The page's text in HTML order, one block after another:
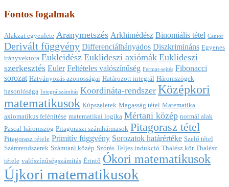
Fontos fogalmak
Alakzat egyenlete Aranymetszés Arkhimédész Binomiális tétel Cantor
Derivált függvény Differenciálhányados Diszkrimináns Egyenes
irányvektora Eukleidész Euklideszi axiómák Euklideszi
szerkesztés Euler Feltételes valószínűség Fermat-sejtés Fibonacci
sorozat Hatványozás azonosságai Határozott integrál Háromszögek
hasonlósága Integrálszámítás Koordináta-rendszer Középkori
matematikusok Kúpszeletek Magasság tétel Matematika
axiomatikus felépítése matematikai logika Mértani közép normál alak
Pascal-háromszög Pitagoraszi számhármasok Pitagorasz tétel
Pitagorasz tétele Primitív függvény Sorozatok határértéke Szelő tétel
Számrendszerek Számtani közép Szórás Teljes indukció Thalész kör Thalész
tétele valószínűségszámítás Érintő Ókori matematikusok
Újkori matematikusok